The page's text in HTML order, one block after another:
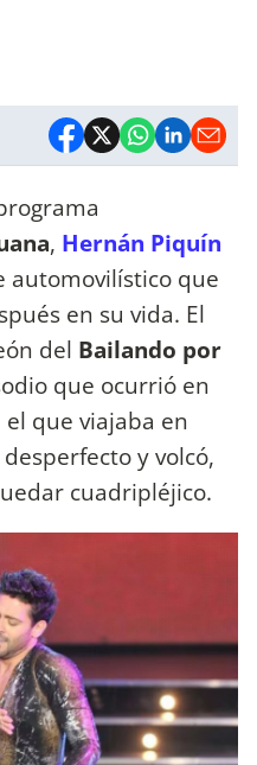
, Hernán Piquín
automovilístico que
en su vida. El
del Bailando por
que ocurrió en
que viajaba en
y volcó,
cuadripléjico.